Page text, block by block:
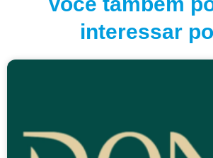
interessar